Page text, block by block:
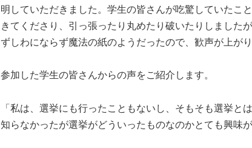
明していただきました。学生の皆さんが吃驚していたこ
きてくださり、引っ張ったり丸めたり破いたりしました
ずしわにならず魔法の紙のようだったので、歓声が上がり
参加した学生の皆さんからの声をご紹介します。
「私は、選挙にも行ったこともないし、そもそも選挙と
知らなかったが選挙がどういったものなのかとても興味